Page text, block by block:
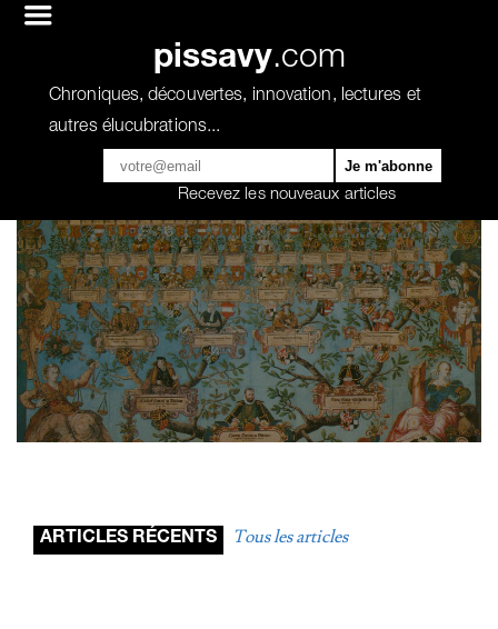
pissavy.com
Chroniques, découvertes, innovation, lectures et
autres élucubrations...
Recevez les nouveaux articles
ARTICLES RÉCENTS Tous les articles